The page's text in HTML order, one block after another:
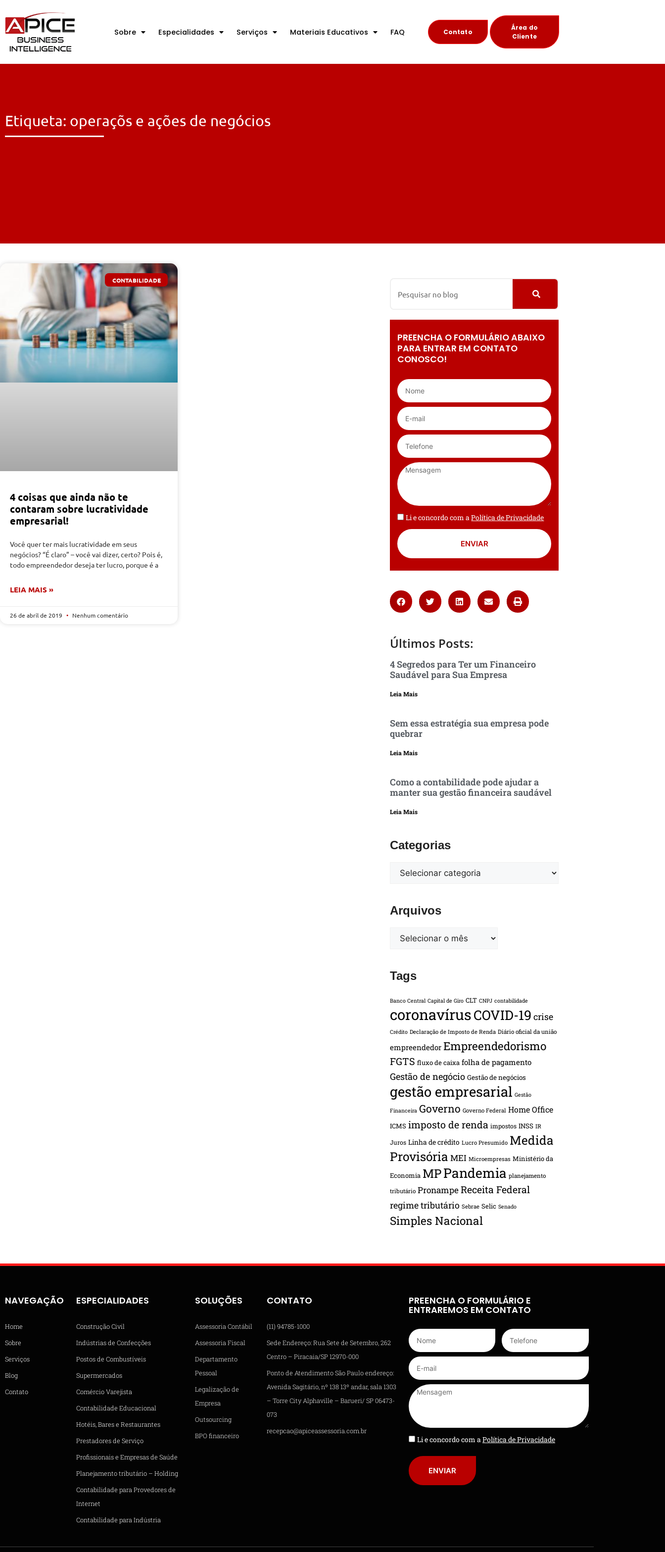
Sobre Especialidades Serviços Materiais Educativos FAQ Contato
Área do
Cliente
Etiqueta: operaçõs e ações de negócios
CONTABILIDADE
4 coisas que ainda não te
contaram sobre lucratividade
empresarial!
Você quer ter mais lucratividade em seus
negócios? “É claro” – você vai dizer, certo? Pois é,
todo empreendedor deseja ter lucro, porque é a
LEIA MAIS »
26 de abril de 2019 Nenhum comentário
PREENCHA O FORMULÁRIO ABAIXO
PARA ENTRAR EM CONTATO
CONOSCO!
Li e concordo com aPolítica de Privacidade
ENVIAR
Últimos Posts:
4 Segredos para Ter um Financeiro
Saudável para Sua Empresa
Leia Mais
Sem essa estratégia sua empresa pode
quebrar
Leia Mais
Como a contabilidade pode ajudar a
manter sua gestão financeira saudável
Leia Mais
Categorias
Arquivos
Tags
Banco Central Capital de Giro CLT CNPJ contabilidade
coronavírusCOVID-19 crise
Crédito Declaração de Imposto de Renda Diário oficial da união
empreendedor Empreendedorismo
FGTS fluxo de caixa folha de pagamento
Gestão de negócio Gestão de negócios
gestão empresarial Gestão
Financeira Governo Governo Federal Home Office
ICMS imposto de renda impostos INSS IR
Juros Linha de crédito Lucro Presumido Medida
Provisória MEI Microempresas Ministério da
Economia MPPandemia planejamento
tributário PronampeReceita Federal
regime tributário Sebrae Selic Senado
Simples Nacional
NAVEGAÇÃO
Home
Sobre
Serviços
Blog
Contato
ESPECIALIDADES
Construção Civil
Indústrias de Confecções
Postos de Combustíveis
Supermercados
Comércio Varejista
Contabilidade Educacional
Hotéis, Bares e Restaurantes
Prestadores de Serviço
Profissionais e Empresas de Saúde
Planejamento tributário – Holding
Contabilidade para Provedores de
Internet
Contabilidade para Indústria
SOLUÇÕES
Assessoria Contábil
Assessoria Fiscal
Departamento
Pessoal
Legalização de
Empresa
Outsourcing
BPO financeiro
CONTATO
(11) 94785-1000
Sede Endereço: Rua Sete de Setembro, 262
Centro – Piracaia/SP 12970-000
Ponto de Atendimento São Paulo endereço:
Avenida Sagitário, nº 138 13º andar, sala 1303
– Torre City Alphaville – Barueri/ SP 06473-
073
recepcao@apiceassessoria.com.br
PREENCHA O FORMULÁRIO E
ENTRAREMOS EM CONTATO
Li e concordo com aPolítica de Privacidade
ENVIAR